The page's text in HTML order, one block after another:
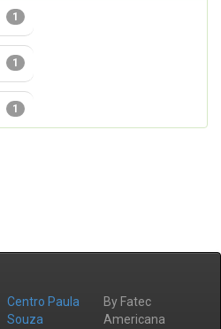
1
1
1
Centro Paula
Souza
By Fatec
Americana